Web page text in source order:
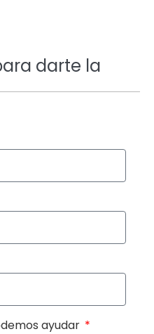
darte la
ayudar